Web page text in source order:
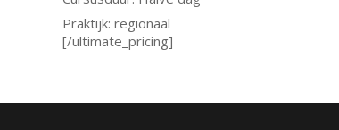
Praktijk: regionaal
[/ultimate_pricing]